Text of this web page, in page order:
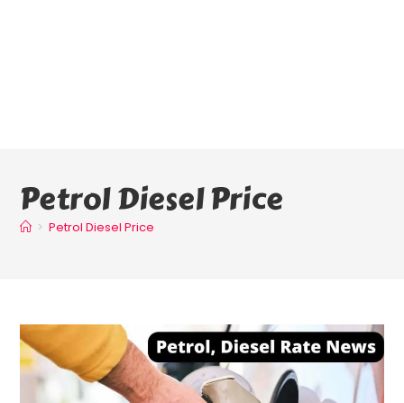
Petrol Diesel Price
> Petrol Diesel Price